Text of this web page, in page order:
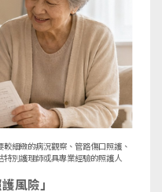
細緻的病況觀察、管路傷口照護、
別護理師或具專業經驗的照護人
風險」